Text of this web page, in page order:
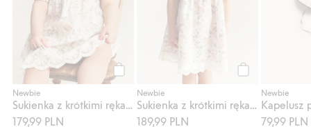
Kup
Newbie
179,99 PLN
Newbie
189,99 PLN
Newbie
79,99 PLN